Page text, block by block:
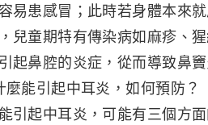
易患感冒；此時若身體本來
兒童期特有傳染病如麻疹、
起鼻腔的炎症，從而導致鼻竇
能引起中耳炎，如何預防？
引起中耳炎，可能有三個方